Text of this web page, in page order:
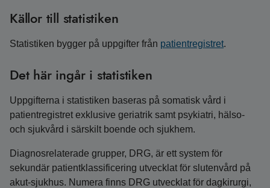
Källor till statistiken
Statistiken bygger på uppgifter från patientregistret.
Det här ingår i statistiken
Uppgifterna i statistiken baseras på somatisk vård i
patientregistret exklusive geriatrik samt psykiatri, hälso-
och sjukvård i särskilt boende och sjukhem.
Diagnosrelaterade grupper, DRG, är ett system för
sekundär patientklassificering utvecklat för slutenvård på
akut-sjukhus. Numera finns DRG utvecklat för dagkirurgi,